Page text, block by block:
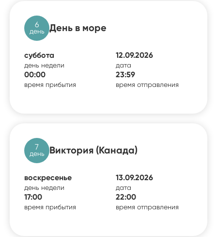
6
день День в море
суббота
день недели
12.09.2026
дата
00:00
время прибытия
23:59
время отправления
7
день Виктория (Канада)
воскресенье
день недели
13.09.2026
дата
17:00
время прибытия
22:00
время отправления